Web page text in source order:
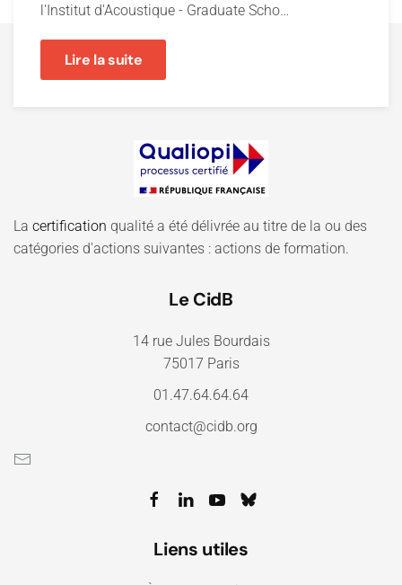
l'Institut d'Acoustique - Graduate Scho…
Lire la suite
La certification qualité a été délivrée au titre de la ou des
catégories d'actions suivantes : actions de formation.
Le CidB
14 rue Jules Bourdais
75017 Paris
01.47.64.64.64
contact@cidb.org
Liens utiles